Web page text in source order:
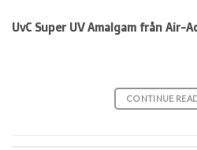
UvC Super UV Amalgam från Air-
CONTINUE